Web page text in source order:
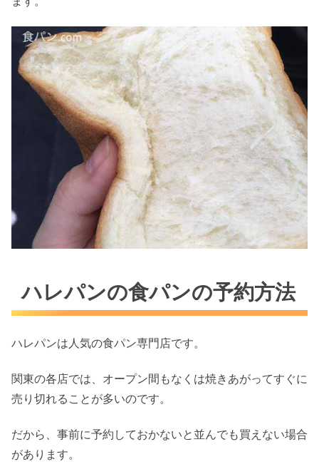
ハレパンの食パンの予約方法
ハレパンは人気の食パン専門店です。
関東の各店では、オープン間もなくは焼きあがってすぐに
売り切れることが多いのです。
だから、事前に予約しておかないと並んでも買えない場合
があります。